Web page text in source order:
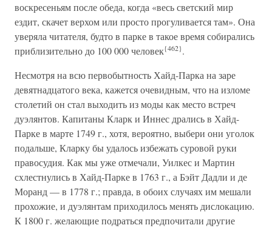
воскресеньям после обеда, когда «весь светский мир
ездит, скачет верхом или просто прогуливается там». Она
уверяла читателя, будто в парке в такое время собирались
приблизительно до 100 000 человек{462}.
Несмотря на всю первобытность Хайд-Парка на заре
девятнадцатого века, кажется очевидным, что на изломе
столетий он стал выходить из моды как место встреч
дуэлянтов. Капитаны Кларк и Иннес дрались в Хайд-
Парке в марте 1749 г., хотя, вероятно, выбери они уголок
подальше, Кларку бы удалось избежать суровой руки
правосудия. Как мы уже отмечали, Уилкес и Мартин
схлестнулись в Хайд-Парке в 1763 г., а Бэйт Дадли и де
Моранд — в 1778 г.; правда, в обоих случаях им мешали
прохожие, и дуэлянтам приходилось менять дислокацию.
К 1800 г. желающие подраться предпочитали другие